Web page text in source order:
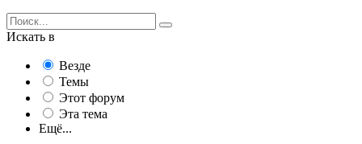
Искать в
Везде
Темы
Этот форум
Эта тема
Ещё...